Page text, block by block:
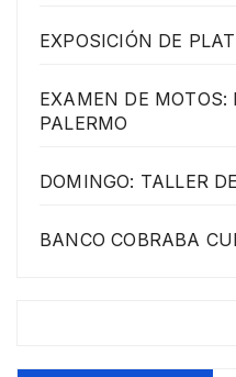
EXPOSICIÓN DE
EXAMEN DE
PALERMO
DOMINGO: TALLER
BANCO COBRABA